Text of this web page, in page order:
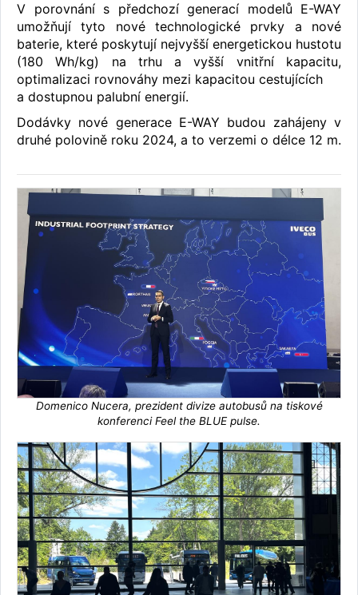
V porovnání s předchozí generací modelů E-WAY
umožňují tyto nové technologické prvky a nové
baterie, které poskytují nejvyšší energetickou hustotu
(180 Wh/kg) na trhu a vyšší vnitřní kapacitu,
optimalizaci rovnováhy mezi kapacitou cestujících
a dostupnou palubní energií.
Dodávky nové generace E-WAY budou zahájeny v
druhé polovině roku 2024, a to verzemi o délce 12 m.
Domenico Nucera, prezident divize autobusů na tiskové
konferenci Feel the BLUE pulse.